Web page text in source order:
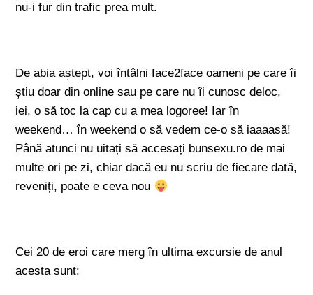
nu-i fur din trafic prea mult.
De abia aștept, voi întâlni face2face oameni pe care îi
știu doar din online sau pe care nu îi cunosc deloc,
iei, o să toc la cap cu a mea logoree! Iar în
weekend… în weekend o să vedem ce-o să iaaaasă!
Până atunci nu uitați să accesați bunsexu.ro de mai
multe ori pe zi, chiar dacă eu nu scriu de fiecare dată,
reveniți, poate e ceva nou
Cei 20 de eroi care merg în ultima excursie de anul
acesta sunt: